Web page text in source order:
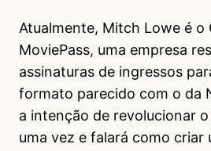
Atualmente, Mitch Lowe é o
MoviePass, uma empresa
assinaturas de ingressos
formato parecido com o da
a intenção de revolucionar
uma vez e falará como criar